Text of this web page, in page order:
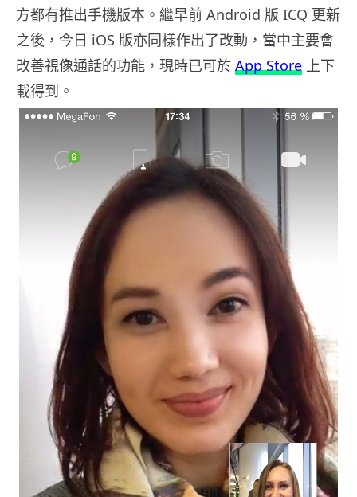
方都有推出手機版本。繼早前 Android 版 ICQ 更新
之後，今日 iOS 版亦同樣作出了改動，當中主要會
改善視像通話的功能，現時已可於 App Store 上下
載得到。